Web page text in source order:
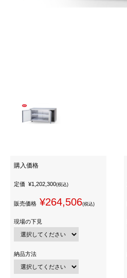
購入価格
定価 ¥1,202,300(税込)
販売価格 ¥264,506(税込)
現場の下見
納品方法